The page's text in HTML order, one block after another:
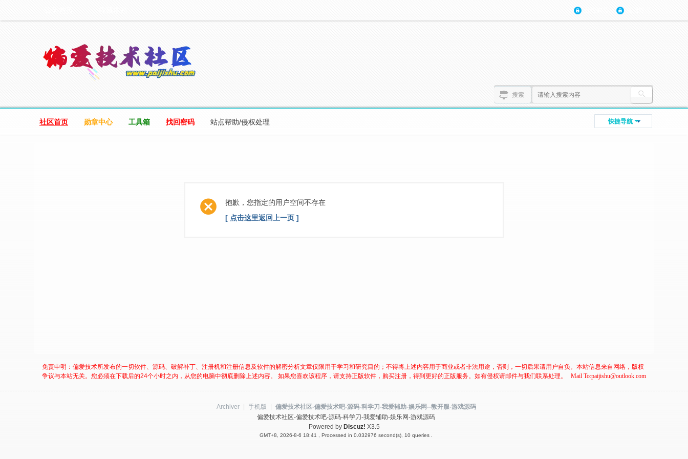
搜索
快捷导航
社区首页 勋章中心 工具箱 找回密码 站点帮助/侵权处理
抱歉，您指定的用户空间不存在
[ 点击这里返回上一页 ]
免责申明：偏爱技术所发布的一切软件、源码、破解补丁、注册机和注册信息及软件的解密分析文章仅限用于学习和研究目的；不得将上述内容用于商业或者非法用途，否则，一切后果请用户自负。本站信息来自网络，版权
争议与本站无关。您必须在下载后的24个小时之内，从您的电脑中彻底删除上述内容。 如果您喜欢该程序，请支持正版软件，购买注册，得到更好的正版服务。如有侵权请邮件与我们联系处理。
Mail To:paijishu@outlook.com
Archiver 手机版
偏爱技术社区-偏爱技术吧-源码-科学刀-我爱辅助-娱乐网--教开服-游戏源码
偏爱技术社区-偏爱技术吧-源码-科学刀-我爱辅助-娱乐网-游戏源码
Powered by Discuz! X3.5
GMT+8, 2026-8-6 18:41 , Processed in 0.032976 second(s), 10 queries .